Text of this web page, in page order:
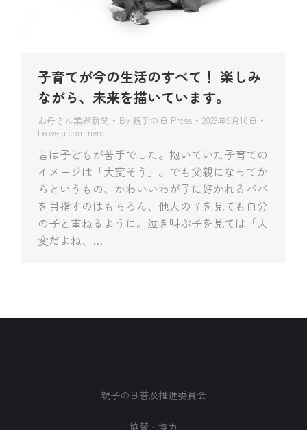
子育てが今の生活のすべて！ 楽しみ
ながら、未来を描いています。
お母さん業界新聞 By 親子の日 Press
2023年9月10日
Leave a comment
昔は子どもが苦手でした。抱いていた子育ての
イメージは「大変そう」。でも父親になってか
らというもの、かわいいわが子に好かれるパパ
を目指すのはもちろん、他人の子を見ても自分
の子と重ねるように。泣き叫ぶ子を見ては「大
変だよね、…
親子の日普及推進委員会
協賛・協力